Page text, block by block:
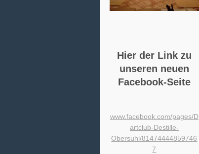
Hier der Link zu
unseren neuen
Facebook-Seite
www.facebook.com/pages/D
artclub-Destille-
Obersuhl/81474444859746
7